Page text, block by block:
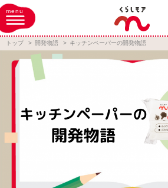
menu
トップ 開発物語 キッチンペーパーの開発物語